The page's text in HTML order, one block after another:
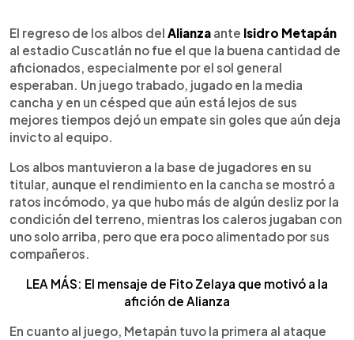
Escuchar artículo
El regreso de los albos del Alianza ante Isidro Metapán
al estadio Cuscatlán no fue el que la buena cantidad de
aficionados, especialmente por el sol general
esperaban. Un juego trabado, jugado en la media
cancha y en un césped que aún está lejos de sus
mejores tiempos dejó un empate sin goles que aún deja
invicto al equipo.
Los albos mantuvieron a la base de jugadores en su
titular, aunque el rendimiento en la cancha se mostró a
ratos incómodo, ya que hubo más de algún desliz por la
condición del terreno, mientras los caleros jugaban con
uno solo arriba, pero que era poco alimentado por sus
compañeros.
LEA MÁS: El mensaje de Fito Zelaya que motivó a la
afición de Alianza
En cuanto al juego, Metapán tuvo la primera al ataque